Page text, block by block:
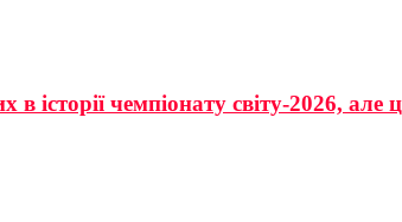
в історії чемпіонату світу-2026,